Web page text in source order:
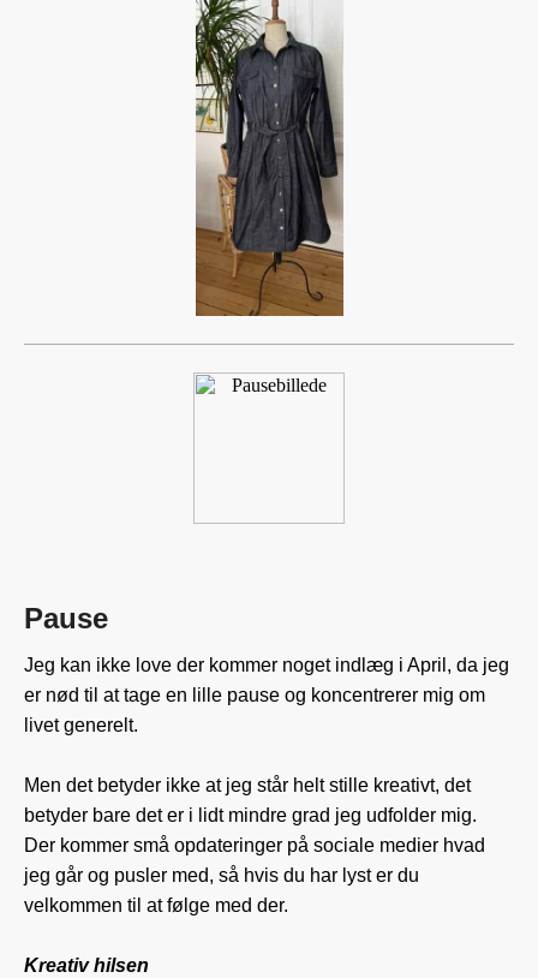
Pause
Jeg kan ikke love der kommer noget indlæg i April, da jeg
er nød til at tage en lille pause og koncentrerer mig om
livet generelt.
Men det betyder ikke at jeg står helt stille kreativt, det
betyder bare det er i lidt mindre grad jeg udfolder mig.
Der kommer små opdateringer på sociale medier hvad
jeg går og pusler med, så hvis du har lyst er du
velkommen til at følge med der.
Kreativ hilsen